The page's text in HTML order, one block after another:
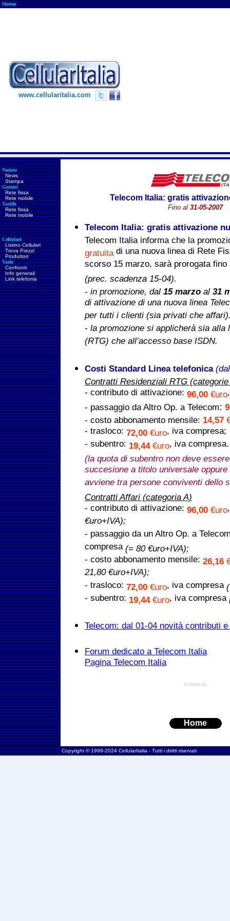
Home
www.cellularitalia.com
Notizie
News
Stampa
Gestori
Rete fissa
Rete mobile
Tariffe
Rete fissa
Rete mobile
Cellulari
Listino Cellulari
Trova Prezzi
Produttori
Varie
Confronti
Info generali
Link telefonia
Telecom Italia: gratis
Fino al 31-05-2007
Telecom Italia: gratis attivazione
Telecom Italia informa che la
gratuitadi una nuova linea di Rete
scorso 15 marzo, sarà prorogata
(prec. scadenza 15-04).
- in promozione, dal 15 marzo al 31
di attivazione di una nuova linea
per tutti i clienti (sia privati che
- la promozione si applicherà sia alla
(RTG) che all’accesso base ISDN.
Costi Standard Linea telefonica(dal
Contratti Residenziali RTG
- contributo di attivazione: 96,00 €uro
- passaggio da Altro Op. a Telecom:
- costo abbonamento mensile: 14,57
- trasloco: 72,00 €uro, iva compresa;
- subentro: 19,44 €uro, iva compresa.
(la quota di subentro non deve
succesione a titolo universale
avviene tra persone conviventi dello
Contratti Affari (categoria A)
- contributo di attivazione: 96,00 €uro
€uro+IVA);
- passaggio da un Altro Op. a
compresa (= 80 €uro+IVA);
- costo abbonamento mensile: 26,16
21,80 €uro+IVA);
- trasloco: 72,00 €uro, iva compresa
- subentro: 19,44 €uro, iva compresa
Telecom: dal 01-04 novità contributi
Forum dedicato a Telecom Italia
Pagina Telecom Italia
Pubblicità
Home
Copyright © 1999-2024 CellularItalia - Tutti i diritti riservati